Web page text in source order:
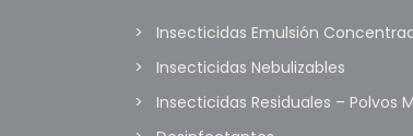
Insecticidas Emulsión
Insecticidas Nebulizables
Insecticidas Residuales – Polvos